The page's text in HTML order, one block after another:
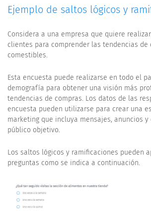
Ejemplo de saltos lógicos y
Considera a una empresa que quiere
clientes para comprender las tendencias de
comestibles.
Esta encuesta puede realizarse en todo el
demografía para obtener una visión más
tendencias de compras. Los datos de las
encuesta pueden utilizarse para crear una
marketing que incluya mensajes, anuncios
público objetivo.
Los saltos lógicos y ramificaciones pueden
preguntas como se indica a continuación.